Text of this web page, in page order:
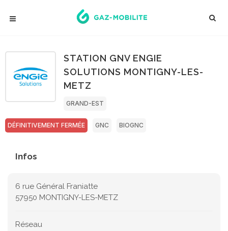
STATION GNV ENGIE
SOLUTIONS MONTIGNY-LES-
METZ
GRAND-EST
DÉFINITIVEMENT FERMÉE GNC BIOGNC
Infos
6 rue Général Franiatte
57950 MONTIGNY-LES-METZ
Réseau